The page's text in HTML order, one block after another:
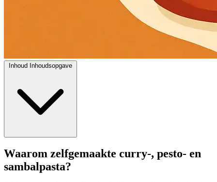
Inhoud Inhoudsopgave
Waarom zelfgemaakte curry-, pesto- en
sambalpasta?